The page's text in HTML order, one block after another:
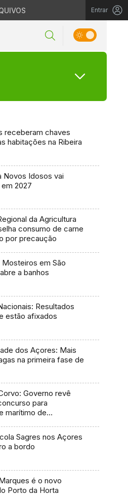
Entrar
receberam chaves
habitações na Ribeira
Novos Idosos vai
2027
da Agricultura
consumo de carne
por precaução
Mosteiros em São
a banhos
Resultados
estão afixados
dos Açores: Mais
na primeira fase de
Governo revê
para
marítimo de
Sagres nos Açores
a bordo
é o novo
Porto da Horta